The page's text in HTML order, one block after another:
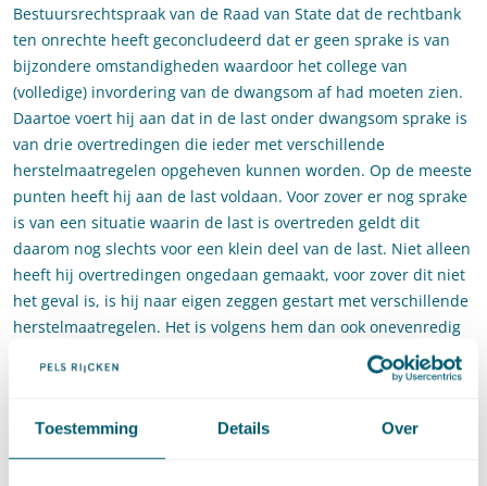
Toestemming Details Over
Bestuursrechtspraak van de Raad van State dat de rechtbank
ten onrechte heeft geconcludeerd dat er geen sprake is van
bijzondere omstandigheden waardoor het college van
(volledige) invordering van de dwangsom af had moeten zien.
Daartoe voert hij aan dat in de last onder dwangsom sprake is
van drie overtredingen die ieder met verschillende
herstelmaatregelen opgeheven kunnen worden. Op de meeste
punten heeft hij aan de last voldaan. Voor zover er nog sprake
is van een situatie waarin de last is overtreden geldt dit
daarom nog slechts voor een klein deel van de last. Niet alleen
heeft hij overtredingen ongedaan gemaakt, voor zover dit niet
het geval is, is hij naar eigen zeggen gestart met verschillende
herstelmaatregelen. Het is volgens hem dan ook onevenredig
om in zijn situatie de volledige dwangsom in te vorderen. Te
meer omdat de hoeveelheid resterende overtredingen niet
€ 75.000,00 ineens.